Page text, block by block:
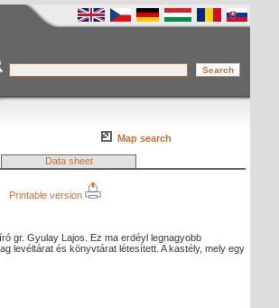
Map search
Data sheet
Printable version
gr. Gyulay Lajos. Ez ma erdéyl legnagyobb
levéltárat és könyvtárat létesített. A kastély, mely egy